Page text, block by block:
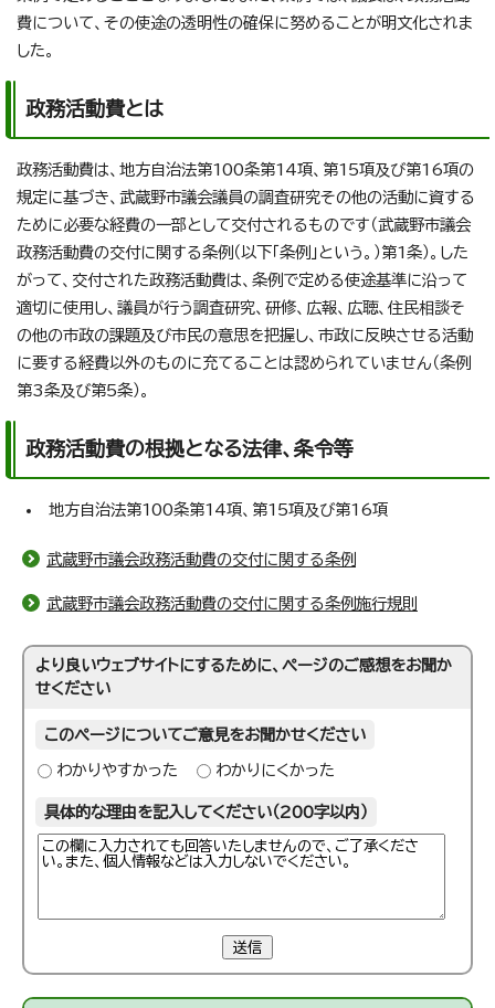
費について、その使途の透明性の確保に努めることが明文化されま
した。
政務活動費とは
政務活動費は、地方自治法第100条第14項、第15項及び第16項の
規定に基づき、武蔵野市議会議員の調査研究その他の活動に資する
ために必要な経費の一部として交付されるものです（武蔵野市議会
政務活動費の交付に関する条例（以下「条例」という。）第1条）。した
がって、交付された政務活動費は、条例で定める使途基準に沿って
適切に使用し、議員が行う調査研究、研修、広報、広聴、住民相談そ
の他の市政の課題及び市民の意思を把握し、市政に反映させる活動
に要する経費以外のものに充てることは認められていません（条例
第3条及び第5条）。
政務活動費の根拠となる法律、条令等
地方自治法第100条第14項、第15項及び第16項
武蔵野市議会政務活動費の交付に関する条例
武蔵野市議会政務活動費の交付に関する条例施行規則
より良いウェブサイトにするために、ページのご感想をお聞か
せください
このページについてご意見をお聞かせください
わかりやすかった わかりにくかった
具体的な理由を記入してください（200字以内）
送信